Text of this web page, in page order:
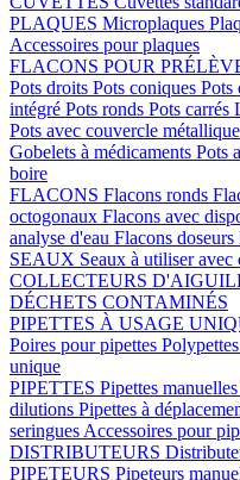
PLAQUES Microplaques
Accessoires pour plaques
FLACONS POUR
Pots droits Pots coniques Pots
intégré Pots ronds Pots carrés
Pots avec couvercle métallique
Gobelets à médicaments Pots
boire
FLACONS Flacons ronds
octogonaux Flacons avec
analyse d'eau Flacons doseurs
SEAUX Seaux à utiliser avec
COLLECTEURS
DÉCHETS CONTAMINÉS
PIPETTES À USAGE
Poires pour pipettes Polypettes
unique
PIPETTES Pipettes manuelles
dilutions Pipettes à
seringues Accessoires pour
DISTRIBUTEURS
PIPETEURS Pipeteurs